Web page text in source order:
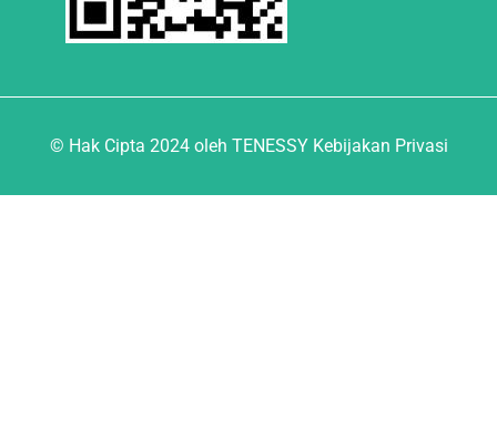
© Hak Cipta 2024 oleh TENESSY Kebijakan Privasi